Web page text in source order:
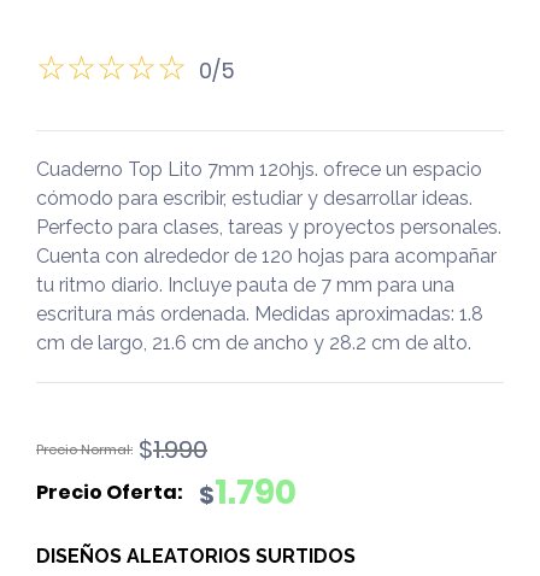
0/5
Cuaderno Top Lito 7mm 120hjs. ofrece un espacio
cómodo para escribir, estudiar y desarrollar ideas.
Perfecto para clases, tareas y proyectos personales.
Cuenta con alrededor de 120 hojas para acompañar
tu ritmo diario. Incluye pauta de 7 mm para una
escritura más ordenada. Medidas aproximadas: 1.8
cm de largo, 21.6 cm de ancho y 28.2 cm de alto.
$1.990
El
original
$1.990.
$1.790
El
actual
$1.790.
DISEÑOS ALEATORIOS SURTIDOS